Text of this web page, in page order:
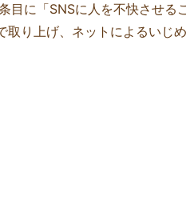
目に「SNSに人を不快させる
取り上げ、ネットによるいじ